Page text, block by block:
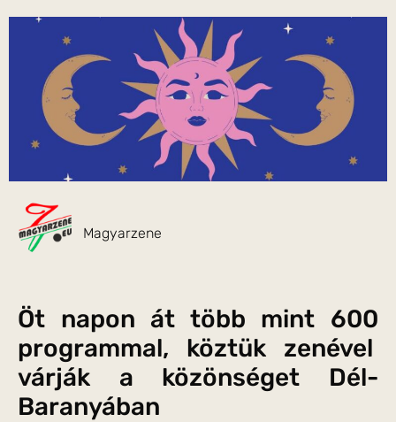
Magyarzene
Öt napon át több mint 600
programmal, köztük zenével
várják a közönséget Dél-
Baranyában